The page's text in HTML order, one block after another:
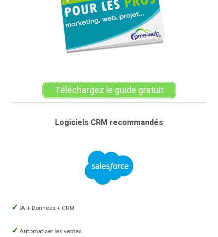
Téléchargez le guide gratuit
Logiciels CRM recommandés
IA + Données + CRM
Automatiser les ventes